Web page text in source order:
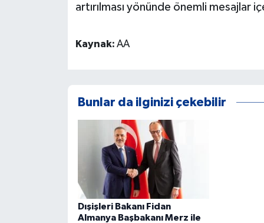
artırılması yönünde önemli mesajlar
Kaynak: AA
Bunlar da ilginizi çekebilir
Dışişleri Bakanı Fidan
Almanya Başbakanı Merz ile